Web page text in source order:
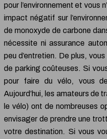
pour l’environnement et vous
impact négatif sur
de monoxyde de carbone
nécessite ni assurance
peu d’entretien. De plus,
de parking coûteuses. Si
pour faire du vélo, vous
Aujourd’hui, les amateurs de
le vélo) ont de nombreuses
envisager de prendre une
votre destination. Si vous